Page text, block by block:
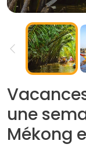
une
Mékong